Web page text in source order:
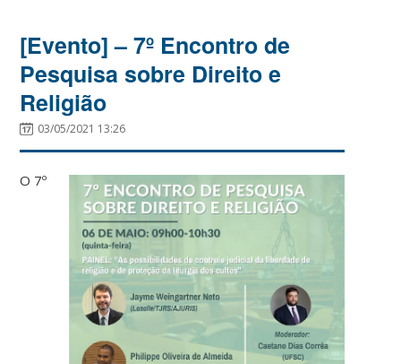
[Evento] – 7º Encontro de
Pesquisa sobre Direito e
Religião
03/05/2021 13:26
O 7º